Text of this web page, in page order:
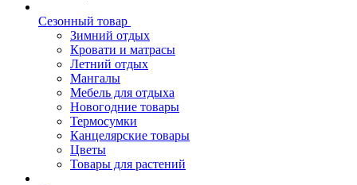
Сезонный товар
Зимний отдых
Кровати и матрасы
Летний отдых
Мангалы
Мебель для отдыха
Новогодние товары
Термосумки
Канцелярские товары
Цветы
Товары для растений